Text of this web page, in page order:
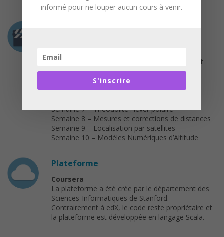
Semaine 2 – Bases de géodésie : introduction
Semaine 3 – Bases de géodésie : références et
projections
Semaine 4 – Cartographie
Semaine 5 – Nivellement géométrique
Semaine 7 – Théodolite : lever polaire
Semaine 8 – Mesures et corrections de distances
Semaine 9 – Localisation par satellites
Semaine 10 – Modèles Numériques d’Altitude
Plateforme
Coursera
La plateforme a été crée par le département des
Sciences-Informatiques de Stanford.
Contrairement à edX, le code reste propriétaire et
la plateforme est développée en langage Scala.
informé pour ne louper aucun cours à venir.
S'inscrire